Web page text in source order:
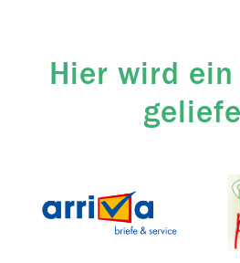
Hier wird